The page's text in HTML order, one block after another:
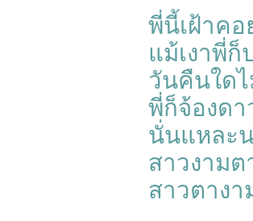
พี่นี้เฝ้าคอ
แม้เงาพี่ก็
วันคืนใด
พี่ก็จ้องด
นั่นแหละ
สาวงามต
สาวตางา